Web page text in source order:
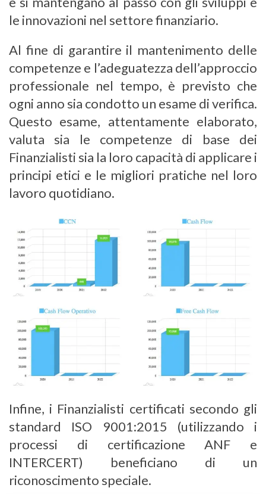
le innovazioni nel settore finanziario.
Al fine di garantire il mantenimento delle
competenze e l’adeguatezza dell’approccio
professionale nel tempo, è previsto che
ogni anno sia condotto un esame di verifica.
Questo esame, attentamente elaborato,
valuta sia le competenze di base dei
Finanzialisti sia la loro capacità di applicare i
principi etici e le migliori pratiche nel loro
lavoro quotidiano.
Infine, i Finanzialisti certificati secondo gli
standard ISO 9001:2015 (utilizzando i
processi di certificazione ANF e
INTERCERT) beneficiano di un
riconoscimento speciale.